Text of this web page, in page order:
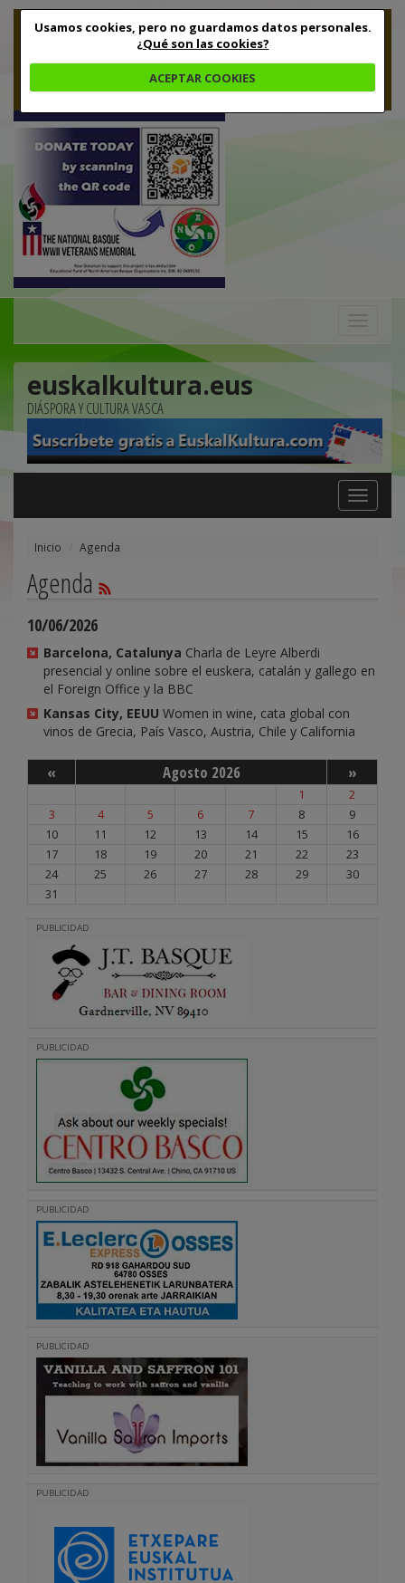
Usamos cookies, pero no guardamos datos personales.
¿Qué son las cookies?
ACEPTAR COOKIES
euskalkultura.eus
DIÁSPORA Y CULTURA VASCA
Toggle
navigation
Inicio Agenda
Agenda
10/06/2026
Barcelona, Catalunya Charla de Leyre Alberdi
presencial y online sobre el euskera, catalán y gallego en
el Foreign Office y la BBC
Kansas City, EEUU Women in wine, cata global con
vinos de Grecia, País Vasco, Austria, Chile y California
« Agosto 2026 »
1
2
3
4 5 6 7 8
9
10
11 12 13 14 15
16
17
18 19 20 21 22
23
24
25 26 27 28 29
30
31
PUBLICIDAD
PUBLICIDAD
PUBLICIDAD
PUBLICIDAD
PUBLICIDAD